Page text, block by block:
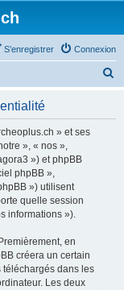
Connexion
S’enregistrer
» et ses
», « nos »,
») et phpBB
phpBB »,
») utilisent
quelle session
informations »).
en
créera un certain
téléchargés dans les
Les deux